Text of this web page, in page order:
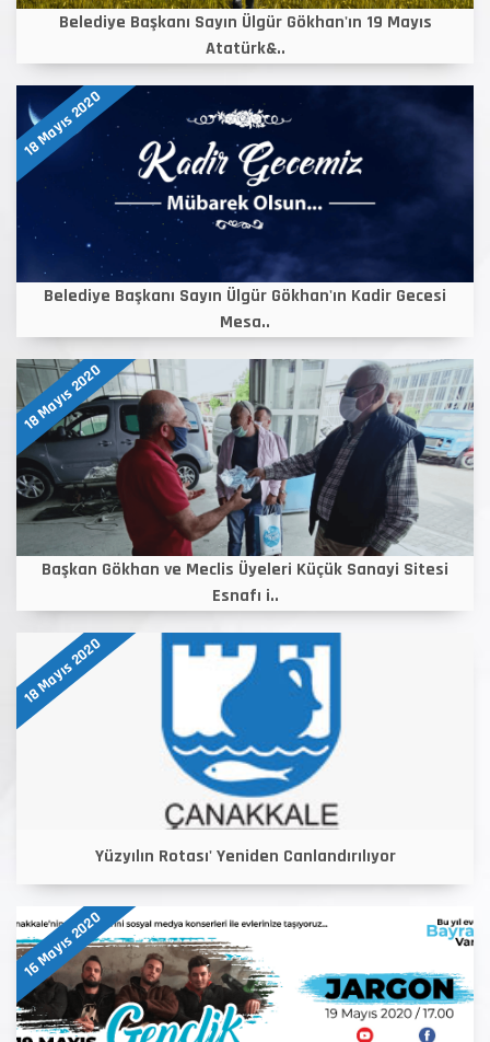
Belediye Başkanı Sayın Ülgür Gökhan'ın 19 Mayıs
Atatürk&..
18 Mayıs 2020
Belediye Başkanı Sayın Ülgür Gökhan'ın Kadir Gecesi
Mesa..
18 Mayıs 2020
Başkan Gökhan ve Meclis Üyeleri Küçük Sanayi Sitesi
Esnafı i..
18 Mayıs 2020
Yüzyılın Rotası' Yeniden Canlandırılıyor
16 Mayıs 2020